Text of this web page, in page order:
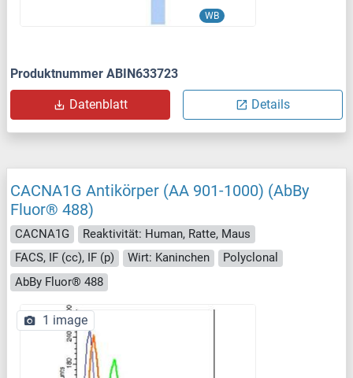
WB
Produktnummer ABIN633723
Datenblatt Details
CACNA1G Antikörper (AA 901-1000) (AbBy
Fluor® 488)
CACNA1G
Reaktivität: Human, Ratte, Maus
FACS, IF (cc), IF (p)
Wirt: Kaninchen
Polyclonal
AbBy Fluor® 488
1 image